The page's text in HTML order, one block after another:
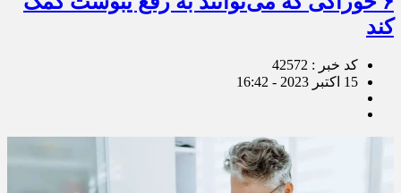
کند
کد خبر : 42572
15 اکتبر 2023 - 16:42